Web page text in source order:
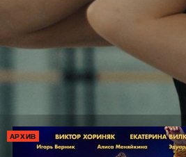
АРХИВ